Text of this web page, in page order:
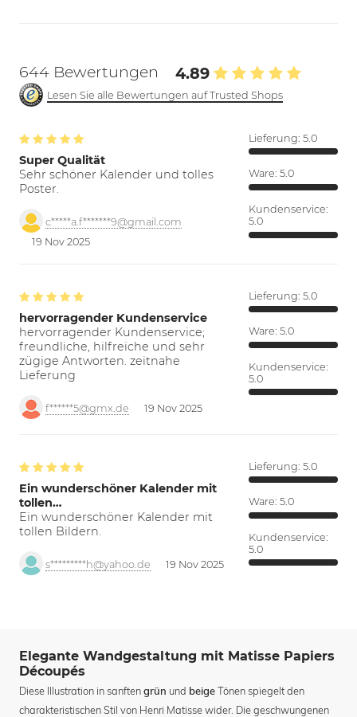
644 Bewertungen 4.89
Lesen Sie alle Bewertungen auf Trusted Shops
Super Qualität
Sehr schöner Kalender und tolles
Poster.
c*****a.f*******9@gmail.com
19 Nov 2025
Lieferung: 5.0
Ware: 5.0
Kundenservice:
5.0
hervorragender Kundenservice
hervorragender Kundenservice;
freundliche, hilfreiche und sehr
zügige Antworten. zeitnahe
Lieferung
f******5@gmx.de 19 Nov 2025
Lieferung: 5.0
Ware: 5.0
Kundenservice:
5.0
Ein wunderschöner Kalender mit
tollen…
Ein wunderschöner Kalender mit
tollen Bildern.
s*********h@yahoo.de 19 Nov 2025
Lieferung: 5.0
Ware: 5.0
Kundenservice:
5.0
Elegante Wandgestaltung mit Matisse Papiers
Découpés
Diese Illustration in sanften grün und beige Tönen spiegelt den
charakteristischen Stil von Henri Matisse wider. Die geschwungenen